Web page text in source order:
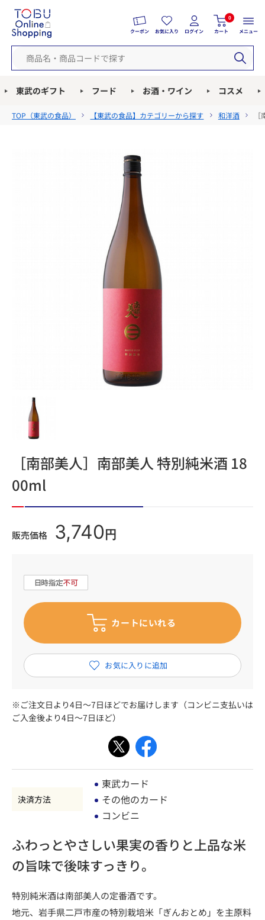
クーポン お気に入り ログイン
0
カート メニュー
東武のギフト フード お酒・ワイン コスメ
TOP（東武の食品） 【東武の食品】カテゴリーから探す 和洋酒
［南部美人］南部美人 特別純米酒 18
00ml
販売価格 3,740 円
※ご注文日より4日～7日ほどでお届けします（コンビニ支払いは
ご入金後より4日～7日ほど）
決済方法
東武カード
その他のカード
コンビニ
ふわっとやさしい果実の香りと上品な米
の旨味で後味すっきり。
特別純米酒は南部美人の定番酒です。
地元、岩手県二戸市産の特別栽培米「ぎんおとめ」を主原料